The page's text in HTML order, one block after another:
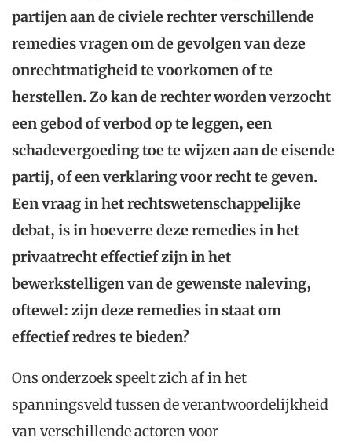
partijen aan de civiele rechter verschillende
remedies vragen om de gevolgen van deze
onrechtmatigheid te voorkomen of te
herstellen. Zo kan de rechter worden verzocht
een gebod of verbod op te leggen, een
schadevergoeding toe te wijzen aan de eisende
partij, of een verklaring voor recht te geven.
Een vraag in het rechtswetenschappelijke
debat, is in hoeverre deze remedies in het
privaatrecht effectief zijn in het
bewerkstelligen van de gewenste naleving,
oftewel: zijn deze remedies in staat om
effectief redres te bieden?
Ons onderzoek speelt zich af in het
spanningsveld tussen de verantwoordelijkheid
van verschillende actoren voor